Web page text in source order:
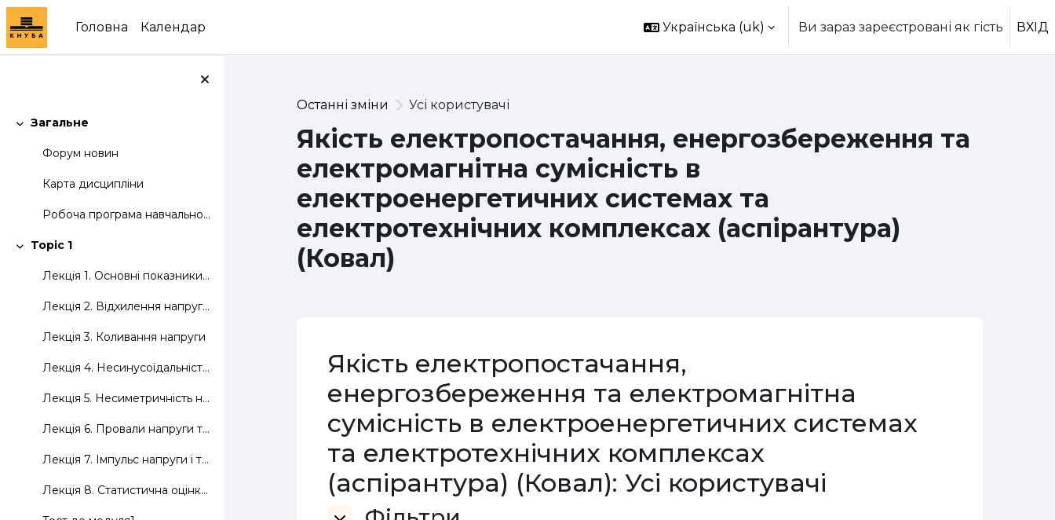
Перейти до головного вмісту
Головна
Календар Українська ‎(uk)‎ Ви зараз зареєстровані як гість ВХІД
Згорнути
Загальне
Форум новин
Карта дисципліни
Робоча програма навчальної дисципліни
Згорнути
Topic 1
Лекція 1. Основні показники якості електроенергії
Лекція 2. Відхилення напруги і частоти
Лекція 3. Коливання напруги
Лекція 4. Несинусоїдальність напруги
Лекція 5. Несиметричність напруги
Лекція 6. Провали напруги та їх вплив на роботу електрообладнання
Лекція 7. Імпульс напруги і тимчасове перенапруження
Лекція 8. Статистична оцінка показників якості електроенергії та контроль якості електроенергії
Останні зміни Усі користувачі
Якість електропостачання, енергозбереження та
електромагнітна сумісність в
електроенергетичних системах та
електротехнічних комплексах (аспірантура)
(Ковал)
Якість електропостачання,
енергозбереження та електромагнітна
сумісність в електроенергетичних системах
та електротехнічних комплексах
(аспірантура) (Ковал): Усі користувачі